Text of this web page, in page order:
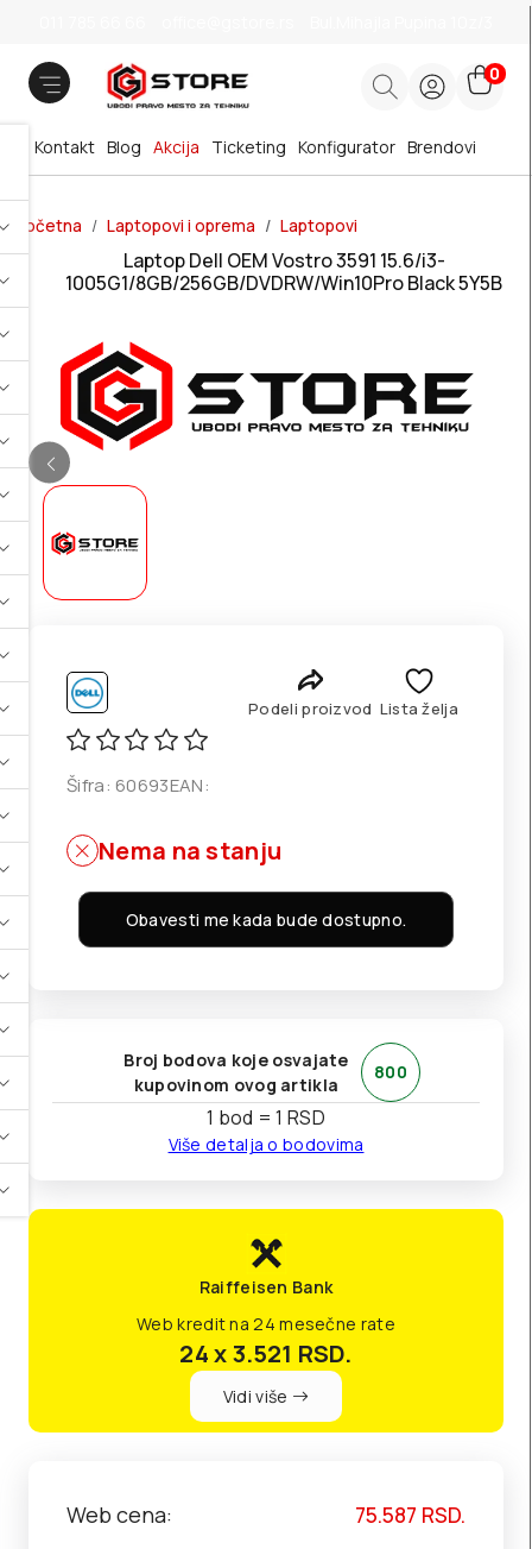
0
Brendovi
Blog Akcija
Kontakt Ticketing Konfigurator
Početna Laptopovi i oprema Laptopovi
Laptop Dell OEM Vostro 3591 15.6/i3-
1005G1/8GB/256GB/DVDRW/Win10Pro Black 5Y5B
Podeli proizvod Lista želja
Šifra: 60693EAN:
Nema na stanju
Obavesti me kada bude dostupno.
Broj bodova koje osvajate
kupovinom ovog artikla
800
1 bod = 1 RSD
Više detalja o bodovima
Raiffeisen Bank
Web kredit na 24 mesečne rate
24 x 3.521 RSD.
Vidi više
Web cena: 75.587 RSD.